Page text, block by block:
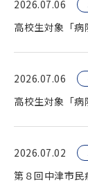
2026.07.06
高校生対象「
2026.07.06
高校生対象「
2026.07.02